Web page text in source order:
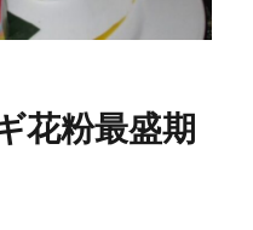
花粉最盛期